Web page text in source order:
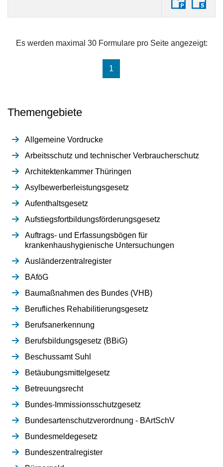
Es werden maximal 30 Formulare pro Seite angezeigt:
1
Themengebiete
Allgemeine Vordrucke
Arbeitsschutz und technischer Verbraucherschutz
Architektenkammer Thüringen
Asylbewerberleistungsgesetz
Aufenthaltsgesetz
Aufstiegsfortbildungsförderungsgesetz
Auftrags- und Erfassungsbögen für
krankenhaushygienische Untersuchungen
Ausländerzentralregister
BAföG
Baumaßnahmen des Bundes (VHB)
Berufliches Rehabilitierungsgesetz
Berufsanerkennung
Berufsbildungsgesetz (BBiG)
Beschussamt Suhl
Betäubungsmittelgesetz
Betreuungsrecht
Bundes-Immissionsschutzgesetz
Bundesartenschutzverordnung - BArtSchV
Bundesmeldegesetz
Bundeszentralregister